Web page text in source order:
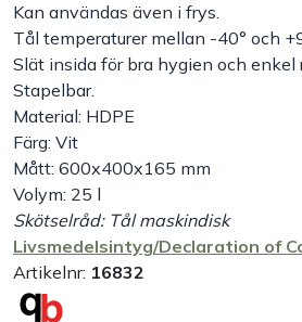
Plåtbyte
Monin
Handla efter bransch
Varumärken
Kan användas även i frys.
Tål temperaturer mellan -40° och
Slät insida för bra hygien och enkel
Stapelbar.
Material: HDPE
Färg: Vit
Mått: 600x400x165 mm
Volym: 25 l
Skötselråd: Tål maskindisk
Livsmedelsintyg/Declaration of
Artikelnr: 16832